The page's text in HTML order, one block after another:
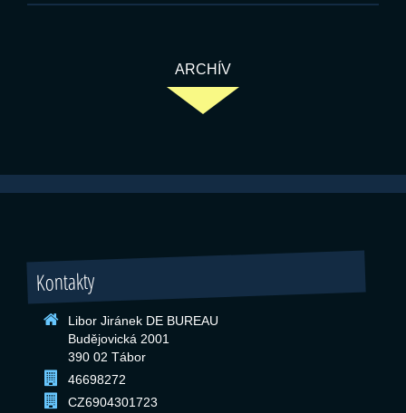
ARCHÍV
Kontakty
Libor Jiránek DE BUREAU
Budějovická 2001
390 02 Tábor
46698272
CZ6904301723